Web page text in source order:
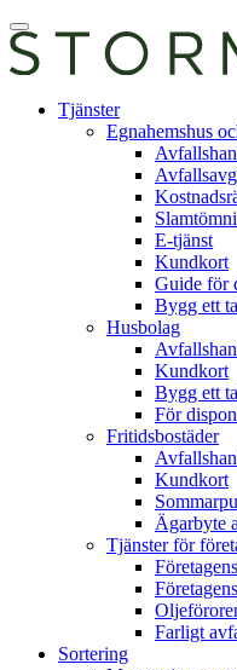
Skip
to
content
Öppna
huvudmeny
tjänst
Tjänster
Egnahemshus
E-tjänst
Kundkort
Guide för
Bygg ett
Husbolag
Kundkort
Bygg ett
För
Fritidsbostäder
Kundkort
Ägarbyte
Tjänster för
Farligt
Sortering